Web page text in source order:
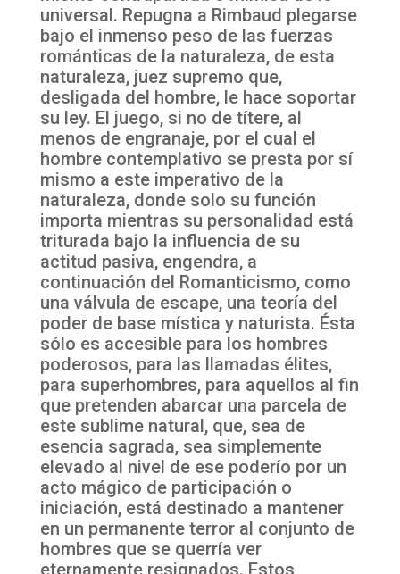
universal. Repugna a Rimbaud plegarse
bajo el inmenso peso de las fuerzas
románticas de la naturaleza, de esta
naturaleza, juez supremo que,
desligada del hombre, le hace soportar
su ley. El juego, si no de títere, al
menos de engranaje, por el cual el
hombre contemplativo se presta por sí
mismo a este imperativo de la
naturaleza, donde solo su función
importa mientras su personalidad está
triturada bajo la influencia de su
actitud pasiva, engendra, a
continuación del Romanticismo, como
una válvula de escape, una teoría del
poder de base mística y naturista. Ésta
sólo es accesible para los hombres
poderosos, para las llamadas élites,
para superhombres, para aquellos al fin
que pretenden abarcar una parcela de
este sublime natural, que, sea de
esencia sagrada, sea simplemente
elevado al nivel de ese poderío por un
acto mágico de participación o
iniciación, está destinado a mantener
en un permanente terror al conjunto de
hombres que se querría ver
eternamente resignados. Estos